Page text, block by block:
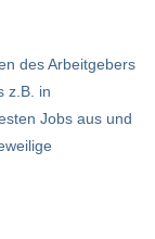
des Arbeitgebers
z.B. in
Jobs aus und